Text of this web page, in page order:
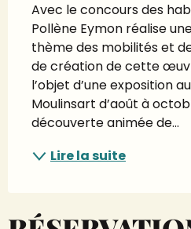
Avec le concours des
Pollène Eymon réalise
thème des mobilités et
de création de cette
l’objet d’une exposition
Moulinsart d’août à
découverte animée de...
Lire la suite